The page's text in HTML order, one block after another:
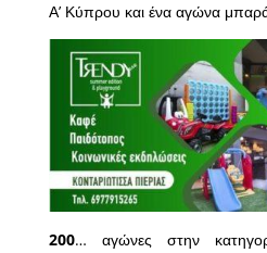
Α’ Κύπρου και ένα αγώνα
200… αγώνες στην